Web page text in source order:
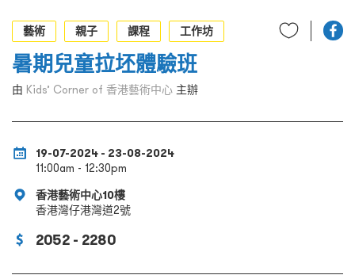
EN
藝術
親子 課程 工作坊
暑期兒童拉坯體驗班
由 Kids’ Corner of 香港藝術中心 主辦
19-07-2024 - 23-08-2024
11:00am - 12:30pm
香港藝術中心10樓
香港灣仔港灣道2號
2052 - 2280